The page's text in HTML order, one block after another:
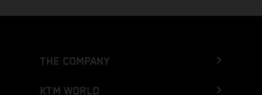
THE COMPANY
KTM WORLD